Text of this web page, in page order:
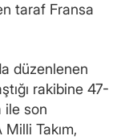
taraf Fransa
düzenlenen
rakibine 47-
ile son
Takım,